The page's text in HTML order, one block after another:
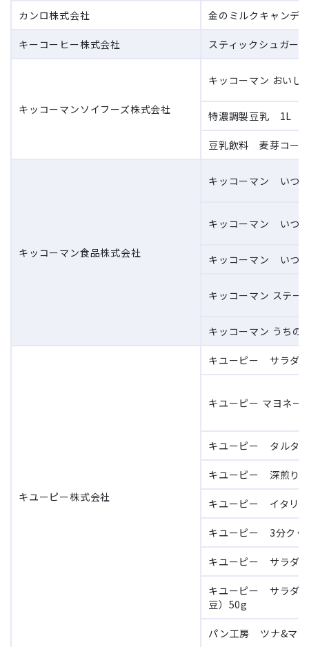
カンロ株式会社 金のミルクキャン
キーコーヒー株式会社 スティックシュガ
キッコーマンソイフーズ株式会社
キッコーマン おいし
特濃調製豆乳 1L
豆乳飲料 麦芽コー
キッコーマン食品株式会社
キッコーマン いつ
キッコーマン いつ
キッコーマン いつ
キッコーマン ステー
キッコーマン うちの
キユーピー株式会社
キユーピー サラダ
キユーピー マヨネ
キユーピー タルタ
キユーピー 深煎り
キユーピー イタリ
キユーピー 3分ク
キユーピー サラダ
キユーピー サラダ
豆）50g
パン工房 ツナ&マ